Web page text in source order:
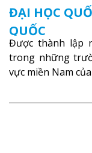
ĐẠI HỌC
QUỐC
Được thành lập
trong những
vực miền Nam